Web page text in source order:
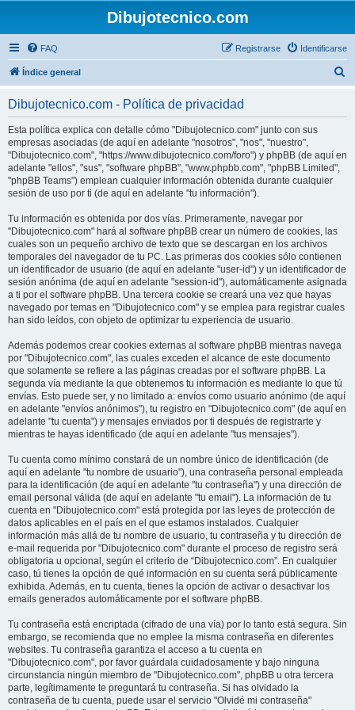
Dibujotecnico.com
FAQ Identificarse
Registrarse
Índice general
Dibujotecnico.com - Política de privacidad
Esta política explica con detalle cómo "Dibujotecnico.com" junto con sus
empresas asociadas (de aquí en adelante "nosotros", "nos", "nuestro",
"Dibujotecnico.com", "https://www.dibujotecnico.com/foro") y phpBB (de aquí en
adelante "ellos", "sus", "software phpBB", "www.phpbb.com", "phpBB Limited",
"phpBB Teams") emplean cualquier información obtenida durante cualquier
sesión de uso por ti (de aquí en adelante "tu información").
Tu información es obtenida por dos vías. Primeramente, navegar por
"Dibujotecnico.com" hará al software phpBB crear un número de cookies, las
cuales son un pequeño archivo de texto que se descargan en los archivos
temporales del navegador de tu PC. Las primeras dos cookies sólo contienen
un identificador de usuario (de aquí en adelante "user-id") y un identificador de
sesión anónima (de aquí en adelante "session-id"), automáticamente asignada
a ti por el software phpBB. Una tercera cookie se creará una vez que hayas
navegado por temas en "Dibujotecnico.com" y se emplea para registrar cuales
han sido leídos, con objeto de optimizar tu experiencia de usuario.
Además podemos crear cookies externas al software phpBB mientras navega
por "Dibujotecnico.com", las cuales exceden el alcance de este documento
que solamente se refiere a las páginas creadas por el software phpBB. La
segunda vía mediante la que obtenemos tu información es mediante lo que tú
envías. Esto puede ser, y no limitado a: envíos como usuario anónimo (de aquí
en adelante "envíos anónimos"), tu registro en "Dibujotecnico.com" (de aquí en
adelante "tu cuenta") y mensajes enviados por ti después de registrarte y
mientras te hayas identificado (de aquí en adelante "tus mensajes").
Tu cuenta como mínimo constará de un nombre único de identificación (de
aquí en adelante "tu nombre de usuario"), una contraseña personal empleada
para la identificación (de aquí en adelante "tu contraseña") y una dirección de
email personal válida (de aquí en adelante "tu email"). La información de tu
cuenta en "Dibujotecnico.com" está protegida por las leyes de protección de
datos aplicables en el país en el que estamos instalados. Cualquier
información más allá de tu nombre de usuario, tu contraseña y tu dirección de
e-mail requerida por "Dibujotecnico.com" durante el proceso de registro será
obligatoria u opcional, según el criterio de “Dibujotecnico.com”. En cualquier
caso, tú tienes la opción de qué información en su cuenta será públicamente
exhibida. Además, en tu cuenta, tienes la opción de activar o desactivar los
emails generados automáticamente por el software phpBB.
Tu contraseña está encriptada (cifrado de una vía) por lo tanto está segura. Sin
embargo, se recomienda que no emplee la misma contraseña en diferentes
websites. Tu contraseña garantiza el acceso a tu cuenta en
"Dibujotecnico.com", por favor guárdala cuidadosamente y bajo ninguna
circunstancia ningún miembro de "Dibujotecnico.com", phpBB u otra tercera
parte, legítimamente te preguntará tu contraseña. Si has olvidado la
contraseña de tu cuenta, puede usar el servicio "Olvidé mi contraseña"